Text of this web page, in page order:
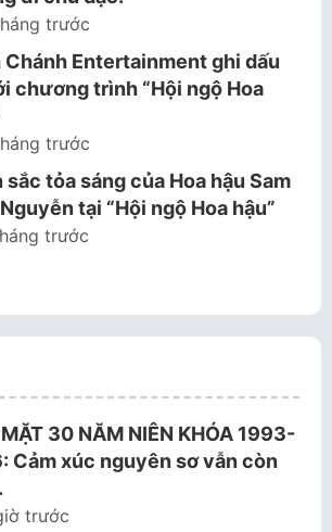
trước
Chánh Entertainment ghi dấu
chương trình “Hội ngộ Hoa
trước
sắc tỏa sáng của Hoa hậu Sam
tại “Hội ngộ Hoa hậu”
trước
30 NĂM NIÊN KHÓA 1993-
Cảm xúc nguyên sơ vẫn còn
trước